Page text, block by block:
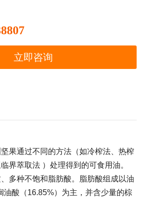
立即咨询
果通过不同的方法（如冷榨法、热榨
界萃取法 ）处理得到的可食用油。
多种不饱和脂肪酸。脂肪酸组成以油
油酸（16.85%）为主，并含少量的棕